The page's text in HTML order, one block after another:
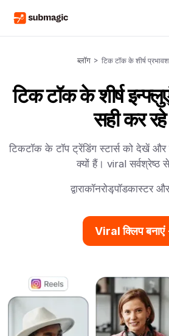
ब्लॉग > टिक टॉक के शीर्ष
टिक टॉक के शीर्ष
सही कर
टिकटॉक के टॉप ट्रेंडिंग स्टार्स को देखें
क्यों हैं। viral सर्वश्रेष्ठ
द्वाराकॉनरोड,पॉडकास्टर
Viral क्लिप बनाएं